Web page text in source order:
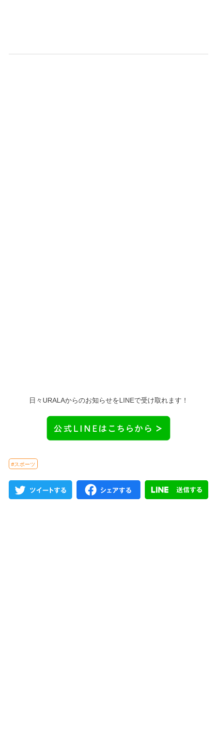
日々URALAからのお知らせをLINEで受け取れます！
#スポーツ